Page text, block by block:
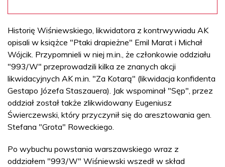
Historię Wiśniewskiego, likwidatora z kontrwywiadu AK
opisali w książce "Ptaki drapieżne" Emil Marat i Michał
Wójcik. Przypomnieli w niej m.in., że członkowie oddziału
"993/W" przeprowadzili kilka ze znanych akcji
likwidacyjnych AK m.in. "Za Kotarą" (likwidacja konfidenta
Gestapo Józefa Staszauera). Jak wspominał "Sęp", przez
oddział został także zlikwidowany Eugeniusz
Świerczewski, który przyczynił się do aresztowania gen.
Stefana "Grota" Roweckiego.
Po wybuchu powstania warszawskiego wraz z
oddziałem "993/W" Wiśniewski wszedł w skład